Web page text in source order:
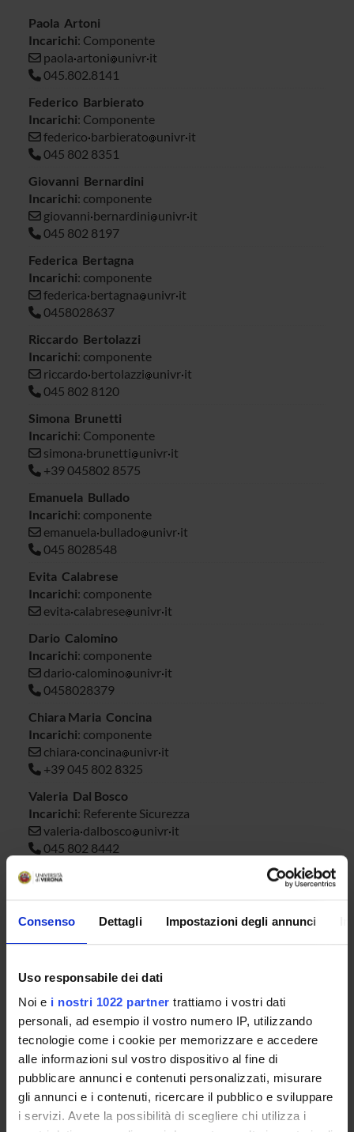
Consenso Dettagli Impostazioni degli annunci
Uso responsabile dei dati
Noi e i nostri 1022 partner trattiamo i vostri dati
personali, ad esempio il vostro numero IP, utilizzando
tecnologie come i cookie per memorizzare e accedere
alle informazioni sul vostro dispositivo al fine di
pubblicare annunci e contenuti personalizzati, misurare
gli annunci e i contenuti, ricercare il pubblico e sviluppare
i servizi. Avete la possibilità di scegliere chi utilizza i
Paola Artoni
Incarichi: Componente
paola artoni univr it
045.802.8141
Federico Barbierato
Incarichi: Componente
federico barbierato univr it
045 802 8351
Giovanni Bernardini
Incarichi: componente
giovanni bernardini univr it
045 802 8197
Federica Bertagna
Incarichi: componente
federica bertagna univr it
0458028637
Riccardo Bertolazzi
Incarichi: componente
riccardo bertolazzi univr it
045 802 8120
Simona Brunetti
Incarichi: Componente
simona brunetti univr it
+39 045802 8575
Emanuela Bullado
Incarichi: componente
emanuela bullado univr it
045 8028548
Evita Calabrese
Incarichi: componente
evita calabrese univr it
Dario Calomino
Incarichi: componente
dario calomino univr it
0458028379
Chiara Maria Concina
Incarichi: componente
chiara concina univr it
+39 045 802 8325
Valeria Dal Bosco
Incarichi: Referente Sicurezza
valeria dalbosco univr it
045 802 8442
Dario Donetti
maiorana univr
045/8028116
Giacomo Marchioro
Incarichi
: componente
giacomo
univr
0458028382
Stefano Pagliaroli
Incarichi: Componente